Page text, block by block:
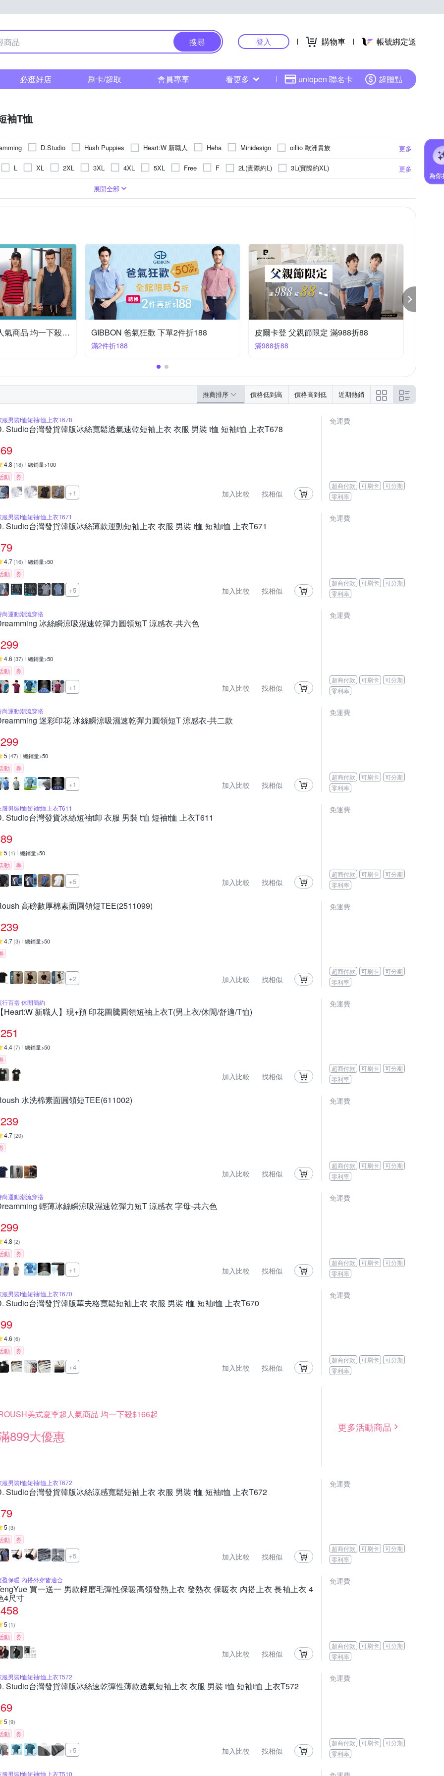
搜尋 登入 購物車 帳號綁定送
必逛好店 刷卡/超取 會員專享 看更多 uniopen 聯名卡 超贈點
袖T恤
更多
D.Studio Hush Puppies Heart:W 新職人 Heha Minidesign
oillio 歐洲貴族
pcs 派彼仕
Roush TengYue United Athle ZENO 其他品牌 更多
L XL 2XL 3XL 4XL 5XL Free F 2L(實際約L)
3L(實際約XL)
格紋
展開全部
ROUSH美式夏季超人氣商品 均一下殺$166起 GIBBON 爸氣狂歡 下單2件折188
滿2件折188
皮爾卡登 父親節限定 滿988折88
滿988折88
推薦排序 價格低到高 價格高到低 近期熱銷
服男裝t恤短袖t恤上衣T678
Studio台灣發貨韓版冰絲寬鬆透氣速乾短袖上衣 衣服 男裝 t恤 短袖t恤 上衣T678
69
4.8 (18) 總銷量>100
動 券
+1 加入比較 找相似
免運費
超商付款 可刷卡
可分期
零利率
服男裝t恤短袖t恤上衣T671
Studio台灣發貨韓版冰絲薄款運動短袖上衣 衣服 男裝 t恤 短袖t恤 上衣T671
79
4.7(16) 總銷量>50
動 券
+5 加入比較 找相似
免運費
超商付款 可刷卡
可分期
零利率
尚運動潮流穿搭
冰絲瞬涼吸濕速乾彈力圓領短T 涼感衣-共六色
299
4.6 (37) 總銷量>50
動 券
+1 加入比較 找相似
免運費
超商付款 可刷卡
可分期
零利率
尚運動潮流穿搭
迷彩印花 冰絲瞬涼吸濕速乾彈力圓領短T 涼感衣-共二款
299
5 (47) 總銷量>50
動 券
+1 加入比較 找相似
免運費
超商付款 可刷卡
可分期
零利率
服男裝t恤短袖t恤上衣T611
Studio台灣發貨冰絲短袖t卹 衣服 男裝 t恤 短袖t恤 上衣T611
89
5 (1) 總銷量>50
動 券
+5 加入比較 找相似
免運費
超商付款 可刷卡
可分期
零利率
高磅數厚棉素面圓領短TEE(2511099)
239
4.7(3) 總銷量>50
+2 加入比較 找相似
免運費
超商付款 可刷卡
可分期
零利率
行百搭 休閒簡約
Heart:W 新職人】現+預 印花圖騰圓領短袖上衣T(男上衣/休閒/舒適/T恤)
251
4.4(7) 總銷量>50
加入比較 找相似
免運費
超商付款 可刷卡
可分期
零利率
水洗棉素面圓領短TEE(611002)
239
4.7(20)
加入比較 找相似
免運費
超商付款 可刷卡
可分期
零利率
尚運動潮流穿搭
輕薄冰絲瞬涼吸濕速乾彈力短T 涼感衣 字母-共六色
299
4.8 (2)
動 券
+1 加入比較 找相似
免運費
超商付款 可刷卡
可分期
零利率
服男裝t恤短袖t恤上衣T670
Studio台灣發貨韓版華夫格寬鬆短袖上衣 衣服 男裝 t恤 短袖t恤 上衣T670
99
4.6 (6)
動 券
+4 加入比較 找相似
免運費
超商付款 可刷卡
可分期
零利率
美式夏季超人氣商品 均一下殺$166起
899大優惠
更多活動商品
服男裝t恤短袖t恤上衣T672
Studio台灣發貨韓版冰絲涼感寬鬆短袖上衣 衣服 男裝 t恤 短袖t恤 上衣T672
79
5 (3)
動 券
+5 加入比較 找相似
免運費
超商付款 可刷卡
可分期
零利率
盈保暖 內搭外穿皆適合
買一送一 男款輕磨毛彈性保暖高領發熱上衣 發熱衣 保暖衣 內搭上衣 長袖上衣 4
4尺寸
458
5 (1)
動 券
加入比較 找相似
免運費
超商付款 可刷卡
可分期
零利率
服男裝t恤短袖t恤上衣T572
Studio台灣發貨韓版冰絲速乾彈性薄款透氣短袖上衣 衣服 男裝 t恤 短袖t恤 上衣T572
69
5 (9)
動 券
+5 加入比較 找相似
免運費
超商付款 可刷卡
可分期
零利率
服男裝t恤短袖t恤上衣T510